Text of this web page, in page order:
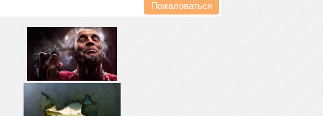
Пожаловаться